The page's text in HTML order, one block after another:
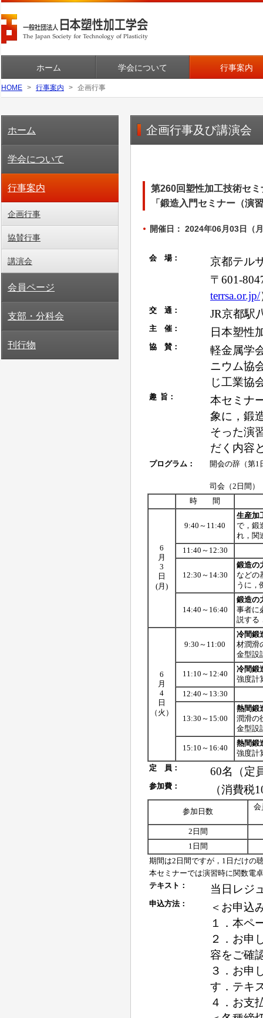
ホーム 学会について 行事案内
HOME 行事案内 企画行事
企画行事及び講演会
第260回塑性加工技術セミ
「鍛造入門セミナー（演
開催日： 2024年06月03日（
ホーム
学会について
行事案内
企画行事
協賛行事
講演会
会員ページ
支部・分科会
刊行物